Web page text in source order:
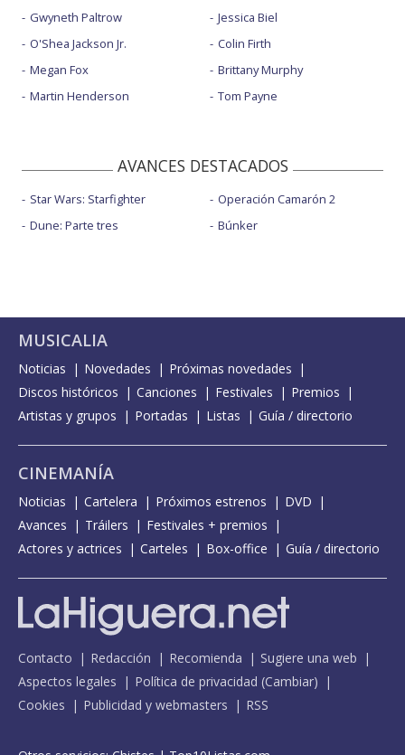
Gwyneth Paltrow
O'Shea Jackson Jr.
Megan Fox
Martin Henderson
Jessica Biel
Colin Firth
Brittany Murphy
Tom Payne
AVANCES DESTACADOS
Star Wars: Starfighter
Dune: Parte tres
Operación Camarón 2
Búnker
MUSICALIA
Noticias Novedades
Próximas novedades
Discos históricos
Canciones Festivales
Premios
Artistas y grupos
Portadas Listas Guía / directorio
CINEMANÍA
Noticias Cartelera Próximos estrenos
DVD
Avances
Tráilers
Festivales + premios
Actores y actrices
Carteles Box-office Guía / directorio
Contacto Redacción Recomienda
Sugiere una web
Aspectos legales
Política de privacidad (Cambiar)
Cookies
Publicidad y webmasters RSS